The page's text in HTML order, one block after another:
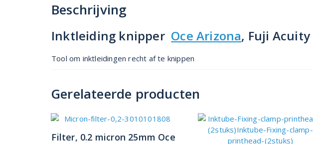
Beschrijving
Inktleiding knipper Oce Arizona, Fuji Acuity
Tool om inktleidingen recht af te knippen
Gerelateerde producten
Filter, 0.2 micron 25mm Oce